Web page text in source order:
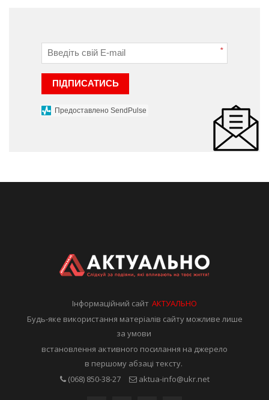
*
ПІДПИСАТИСЬ
Предоставлено SendPulse
Інформаційний сайтАКТУАЛЬНО
Будь-яке використання матеріалів сайту можливе лише
за умови
встановлення активного посилання на джерело
в першому абзаці тексту.
(068) 850-38-27
aktua-info@ukr.net